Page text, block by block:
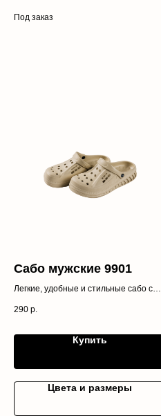
Под заказ
Сабо мужские 9901
Легкие, удобные и стильные сабо с
перфорацией для идеальной
позволит подобрать идеальную пару
290 р.
Купить
Цвета и размеры